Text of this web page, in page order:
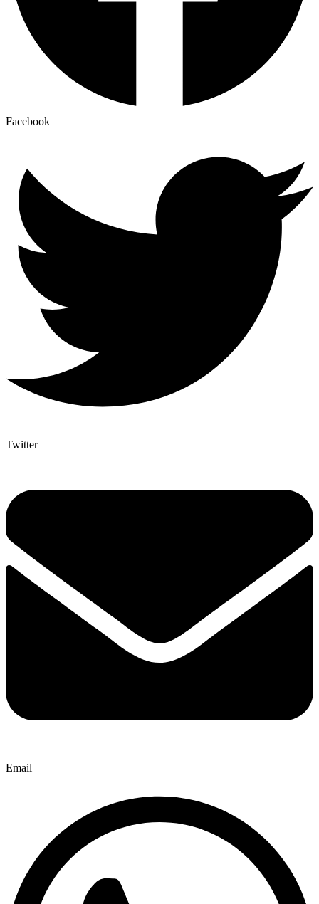
Facebook
Twitter
Email